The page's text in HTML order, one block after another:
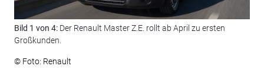
Bild 1 von 4: Der Renault Master Z.E. rollt ab April zu ersten
Großkunden.
© Foto: Renault